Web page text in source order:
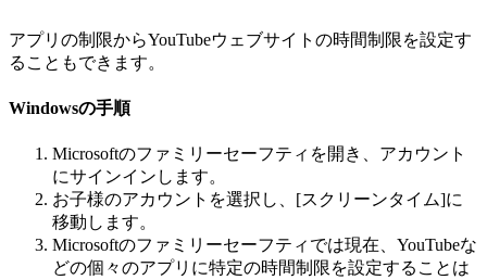
アプリの制限からYouTubeウェブサイトの時間制限を設定す
ることもできます。
Windowsの手順
Microsoftのファミリーセーフティを開き、アカウント
にサインインします。
お子様のアカウントを選択し、[スクリーンタイム]に
移動します。
Microsoftのファミリーセーフティでは現在、YouTubeな
どの個々のアプリに特定の時間制限を設定することは